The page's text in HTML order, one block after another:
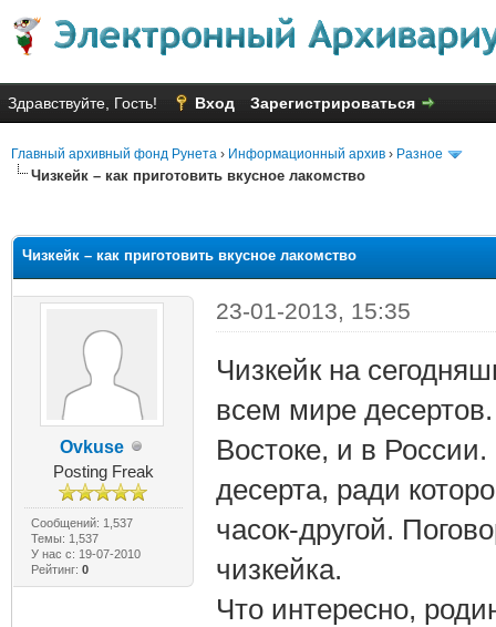
Здравствуйте, Гость! Вход Зарегистрироваться
Главный архивный фонд Рунета › Информационный архив › Разное
Чизкейк – как приготовить вкусное лакомство
Чизкейк – как приготовить вкусное лакомство
Ovkuse
Posting Freak
Сообщений: 1,537
Темы: 1,537
У нас с: 19-07-2010
Рейтинг: 0
23-01-2013, 15:35
Чизкейк на
всем мире
Востоке, и в
десерта, ради
часок-другой.
чизкейка.
Что интересно,